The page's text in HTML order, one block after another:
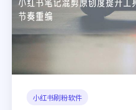
小红书刷粉软件